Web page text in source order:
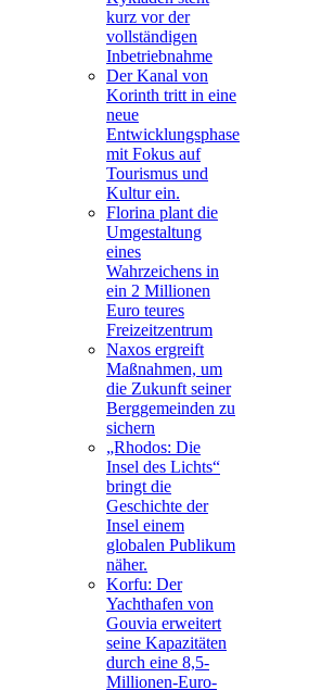
kurz vor der
vollständigen
Inbetriebnahme
Der Kanal von
Korinth tritt in eine
neue
Entwicklungsphase
mit Fokus auf
Tourismus und
Kultur ein.
Florina plant die
Umgestaltung
eines
Wahrzeichens in
ein 2 Millionen
Euro teures
Freizeitzentrum
Naxos ergreift
Maßnahmen, um
die Zukunft seiner
Berggemeinden zu
sichern
„Rhodos: Die
Insel des Lichts“
bringt die
Geschichte der
Insel einem
globalen Publikum
näher.
Korfu: Der
Yachthafen von
Gouvia erweitert
seine Kapazitäten
durch eine 8,5-
Millionen-Euro-